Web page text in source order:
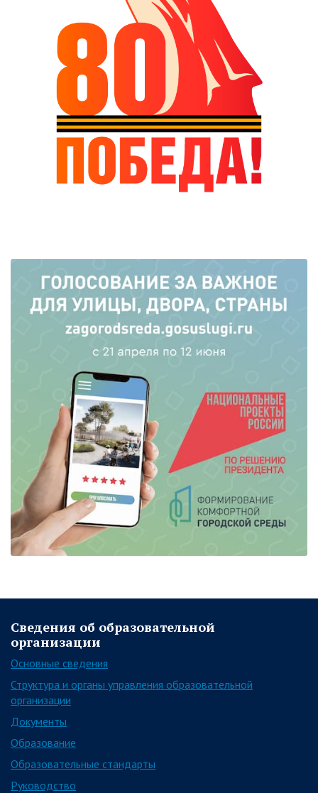
Сведения об образовательной
организации
Основные сведения
Структура и органы управления образовательной
организации
Документы
Образование
Образовательные стандарты
Руководство